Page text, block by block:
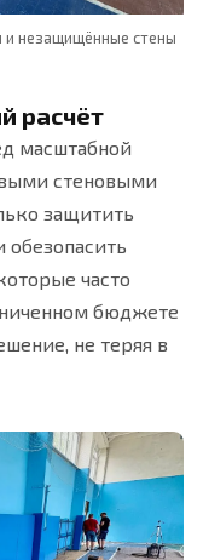
незащищённые стены
расчёт
масштабной
стеновыми
защитить
обезопасить
часто
бюджете
не теряя в